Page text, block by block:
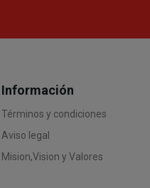
Información
Términos y condiciones
Aviso legal
Mision,Vision y Valores